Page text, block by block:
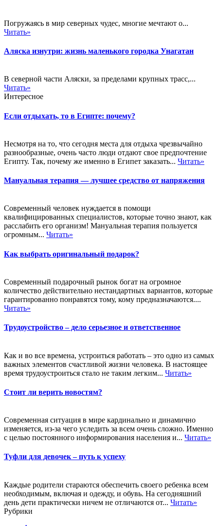
Погружаясь в мир северных чудес, многие мечтают о...
Читать»
Аляска изнутри: жизнь маленького городка Унагатан
В северной части Аляски, за пределами крупных трасс,...
Читать»
Интересное
Если отдыхать, то в Египте: почему?
Несмотря на то, что сегодня места для отдыха чрезвычайно
разнообразные, очень часто люди отдают свое предпочтение
Египту. Так, почему же именно в Египет заказать... Читать»
Мануальная терапия — лучшее средство от напряжения
Современный человек нуждается в помощи
квалифицированных специалистов, которые точно знают, как
расслабить его организм! Мануальная терапия пользуется
огромным... Читать»
Как выбрать оригинальный подарок?
Современный подарочный рынок богат на огромное
количество действительно нестандартных вариантов, которые
гарантированно понравятся тому, кому предназначаются....
Читать»
Трудоустройство – дело серьезное и ответственное
Как и во все времена, устроиться работать – это одно из самых
важных элементов счастливой жизни человека. В настоящее
время трудоустроиться стало не таким легким... Читать»
Стоит ли верить новостям?
Современная ситуация в мире кардинально и динамично
изменяется, из-за чего уследить за всем очень сложно. Именно
с целью постоянного информирования населения и... Читать»
Туфли для девочек – путь к успеху
Каждые родители стараются обеспечить своего ребенка всем
необходимым, включая и одежду, и обувь. На сегодняшний
день дети практически ничем не отличаются от... Читать»
Рубрики